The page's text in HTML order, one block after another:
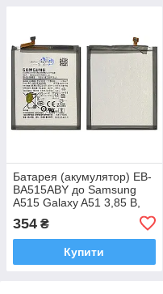
Батарея (акумулятор) EB-
BA515ABY до Samsung
A515 Galaxy A51 3,85 B,
354 ₴
Купити